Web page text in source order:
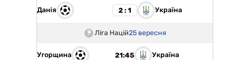
Данія 2 : 1 Україна
Ліга Націй25 вересня
Угорщина 21:45 Україна